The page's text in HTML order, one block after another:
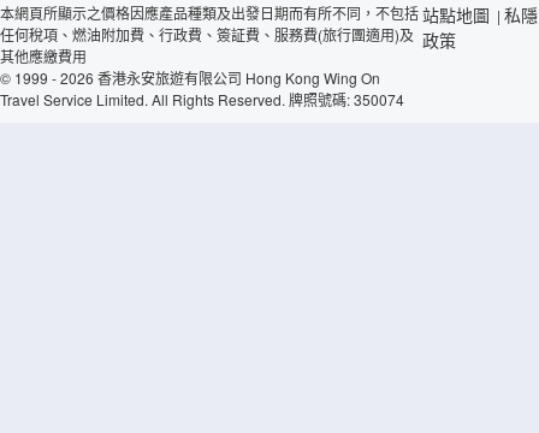
本網頁所顯示之價格因應產品種類及出發日期而有所不同，不包括
任何稅項、燃油附加費、行政費、簽証費、服務費(旅行團適用)及
其他應繳費用
© 1999 - 2026 香港永安旅遊有限公司 Hong Kong Wing On
Travel Service Limited. All Rights Reserved. 牌照號碼: 350074
站點地圖 | 私隱
政策